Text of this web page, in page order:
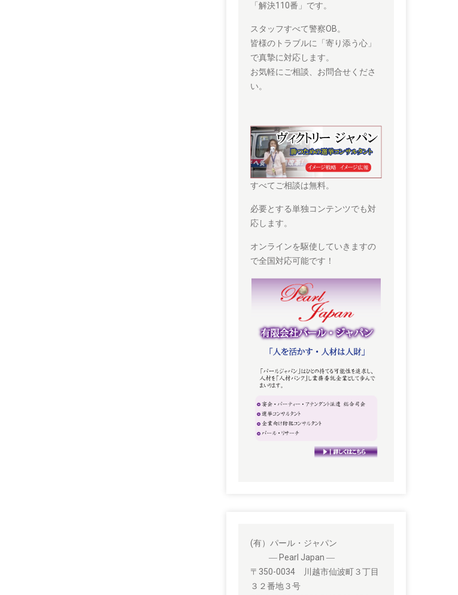
「解決110番」です。
スタッフすべて警察OB。
皆様のトラブルに「寄り添う心」
で真摯に対応します。
お気軽にご相談、お問合せくださ
い。
すべてご相談は無料。
必要とする単独コンテンツでも対
応します。
オンラインを駆使していきますの
で全国対応可能です！
(有）パール・ジャパン
― Pearl Japan ―
〒350-0034 川越市仙波町３丁目
３２番地３号